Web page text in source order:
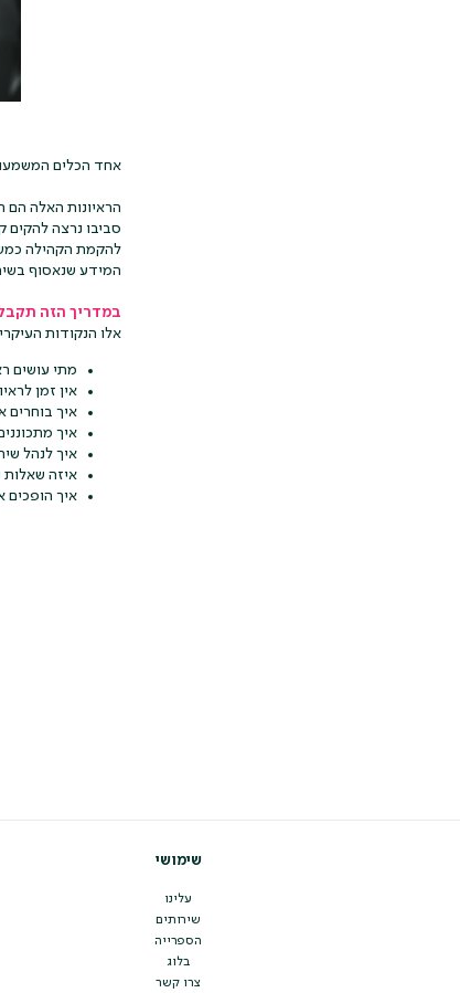
אחד הכלים
הראיונות האלה הם
להקמת הקהילה
המידע שנאסוף
במדריך הזה
אלו הנקודות
מתי עושים
אין זמן
איך בוחרים
איך
איך לנהל
איזה שאלות
איך הופכים
שימושי
עלינו
שירותים
הספרייה
בלוג
צרו קשר